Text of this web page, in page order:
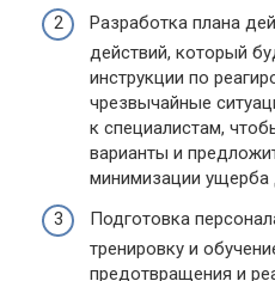
Разработка плана
действий, который
инструкции по
чрезвычайные
к специалистам,
варианты и
минимизации
Подготовка
тренировку и
предотвращения и